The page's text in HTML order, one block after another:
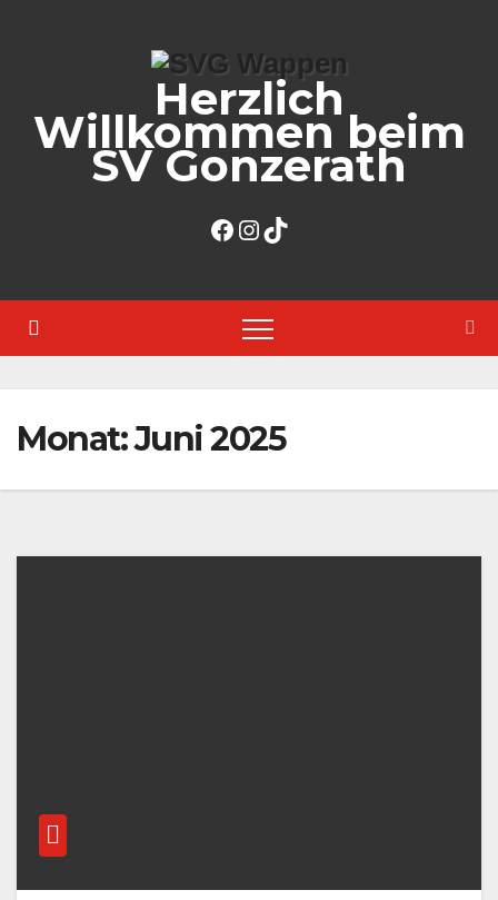
Herzlich
Willkommen beim
SV Gonzerath
Facebook
Instagram
TikTok
Monat:Juni 2025